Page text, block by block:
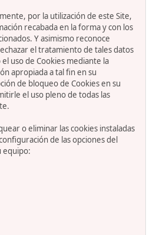
por la utilización de este Site,
recabada en la forma y con los
Y asimismo reconoce
el tratamiento de tales datos
uso de Cookies mediante la
apropiada a tal fin en su
de bloqueo de Cookies en su
el uso pleno de todas las
o eliminar las cookies instaladas
de las opciones del
equipo: